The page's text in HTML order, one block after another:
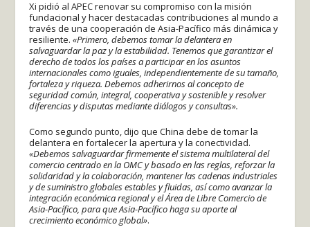
Xi pidió al APEC renovar su compromiso con la misión
fundacional y hacer destacadas contribuciones al mundo a
través de una cooperación de Asia-Pacífico más dinámica y
resiliente.«Primero, debemos tomar la delantera en
salvaguardar la paz y la estabilidad. Tenemos que garantizar el
derecho de todos los países a participar en los asuntos
internacionales como iguales, independientemente de su tamaño,
fortaleza y riqueza. Debemos adherirnos al concepto de
seguridad común, integral, cooperativa y sostenible y resolver
diferencias y disputas mediante diálogos y consultas».
Como segundo punto, dijo que China debe de tomar la
delantera en fortalecer la apertura y la conectividad.
«Debemos salvaguardar firmemente el sistema multilateral del
comercio centrado en la OMC y basado en las reglas, reforzar la
solidaridad y la colaboración, mantener las cadenas industriales
y de suministro globales estables y fluidas, así como avanzar la
integración económica regional y el Área de Libre Comercio de
Asia-Pacífico, para que Asia-Pacífico haga su aporte al
crecimiento económico global».